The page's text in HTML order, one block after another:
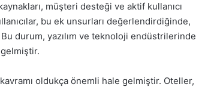
müşteri desteği ve aktif kullanıcı
bu ek unsurları değerlendirdiğinde,
Bu durum, yazılım ve teknoloji endüstrilerinde
oldukça önemli hale gelmiştir. Oteller,